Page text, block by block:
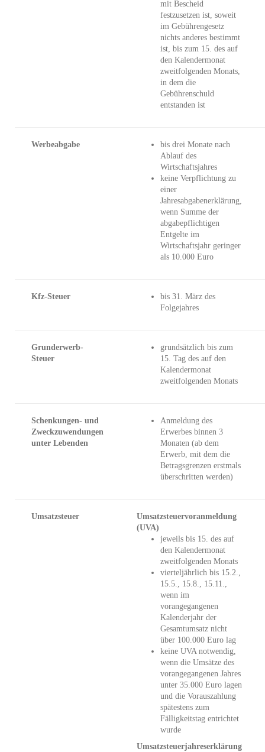
mit Bescheid
festzusetzen ist, soweit
im Gebührengesetz
nichts anderes bestimmt
ist, bis zum 15. des auf
den Kalendermonat
zweitfolgenden Monats,
in dem die
Gebührenschuld
entstanden ist
Werbeabgabe
bis drei Monate nach
Ablauf des
Wirtschaftsjahres
keine Verpflichtung zu
einer
Jahresabgabenerklärung,
wenn Summe der
abgabepflichtigen
Entgelte im
Wirtschaftsjahr geringer
als 10.000 Euro
Kfz-Steuer
bis 31. März des
Folgejahres
Grunderwerb-
Steuer
grundsätzlich bis zum
15. Tag des auf den
Kalendermonat
zweitfolgenden Monats
Schenkungen- und
Zweckzuwendungen
unter Lebenden
Anmeldung des
Erwerbes binnen 3
Monaten (ab dem
Erwerb, mit dem die
Betragsgrenzen erstmals
überschritten werden)
Umsatzsteuer
Umsatzsteuervoranmeldung
(UVA)
jeweils bis 15. des auf
den Kalendermonat
zweitfolgenden Monats
vierteljährlich bis 15.2.,
15.5., 15.8., 15.11.,
wenn im
vorangegangenen
Kalenderjahr der
Gesamtumsatz nicht
über 100.000 Euro lag
keine UVA notwendig,
wenn die Umsätze des
vorangegangenen Jahres
unter 35.000 Euro lagen
und die Vorauszahlung
spätestens zum
Fälligkeitstag entrichtet
wurde
Umsatzsteuerjahreserklärung